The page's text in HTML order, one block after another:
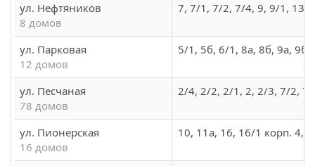
ул. Нефтяников
8 домов
7, 7/1, 7/2, 7/4, 9, 9/1, 13,
ул. Парковая
12 домов
5/1, 5б, 6/1, 8а, 8б, 9а,
ул. Песчаная
78 домов
2/4, 2/2, 2/1, 2, 2/3, 7/2,
ул. Пионерская
16 домов
10, 11а, 16, 16/1 корп. 4,